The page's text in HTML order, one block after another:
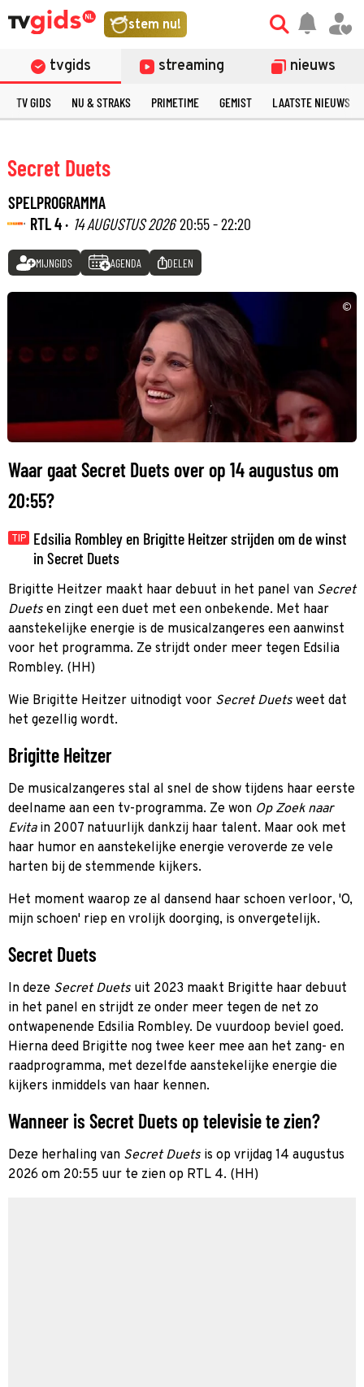
stem nu!
tvgids streaming nieuws
TV GIDS NU & STRAKS PRIMETIME GEMIST LAATSTE NIEUWS
Secret Duets
SPELPROGRAMMA
RTL 4 · 14 AUGUSTUS 2026 20:55 - 22:20
MIJNGIDS AGENDA DELEN
©
Waar gaat Secret Duets over op 14 augustus om
20:55?
TIP
Edsilia Rombley en Brigitte Heitzer strijden om de winst
in Secret Duets
Brigitte Heitzer maakt haar debuut in het panel van Secret
Duets en zingt een duet met een onbekende. Met haar
aanstekelijke energie is de musicalzangeres een aanwinst
voor het programma. Ze strijdt onder meer tegen Edsilia
Rombley. (HH)
Wie Brigitte Heitzer uitnodigt voor Secret Duets weet dat
het gezellig wordt.
Brigitte Heitzer
De musicalzangeres stal al snel de show tijdens haar eerste
deelname aan een tv-programma. Ze won Op Zoek naar
Evitain 2007 natuurlijk dankzij haar talent. Maar ook met
haar humor en aanstekelijke energie veroverde ze vele
harten bij de stemmende kijkers.
Het moment waarop ze al dansend haar schoen verloor, 'O,
mijn schoen' riep en vrolijk doorging, is onvergetelijk.
Secret Duets
In deze Secret Duets uit 2023 maakt Brigitte haar debuut
in het panel en strijdt ze onder meer tegen de net zo
ontwapenende Edsilia Rombley. De vuurdoop beviel goed.
Hierna deed Brigitte nog twee keer mee aan het zang- en
raadprogramma, met dezelfde aanstekelijke energie die
kijkers inmiddels van haar kennen.
Wanneer is Secret Duets op televisie te zien?
Deze herhaling van Secret Duets is op vrijdag 14 augustus
2026 om 20:55 uur te zien op RTL 4. (HH)